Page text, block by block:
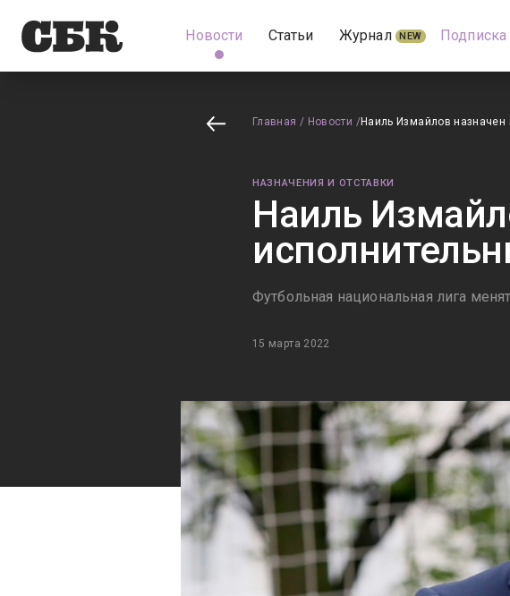
Новости Статьи Журнал NEW Подписка
Главная / Новости /​​Наиль Измайлов
НАЗНАЧЕНИЯ И ОТСТАВКИ
​​Наиль
Футбольная национальная лига
15 марта 2022